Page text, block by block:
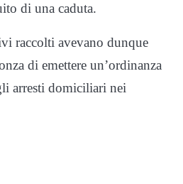
di una caduta.
raccolti avevano dunque
di emettere un’ordinanza
arresti domiciliari nei